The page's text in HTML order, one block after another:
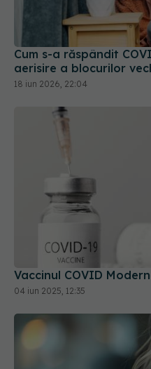
Cum s-a răspândit
aerisire a blocurilor
18 iun 2026, 22:04
Vaccinul COVID
04 iun 2025, 12:35